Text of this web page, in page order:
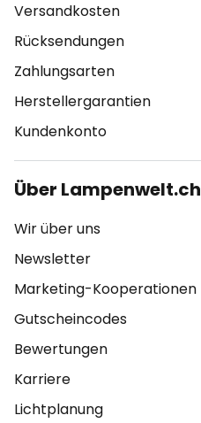
Versandkosten
Rücksendungen
Zahlungsarten
Herstellergarantien
Kundenkonto
Über Lampenwelt.ch
Wir über uns
Newsletter
Marketing-Kooperationen
Gutscheincodes
Bewertungen
Karriere
Lichtplanung